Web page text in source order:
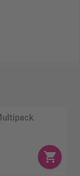
shopping_cart